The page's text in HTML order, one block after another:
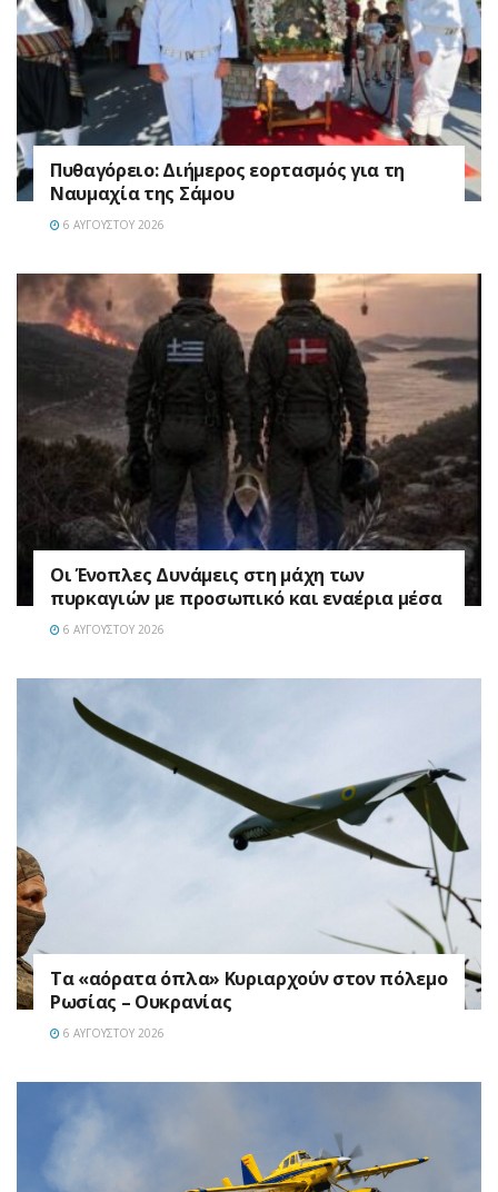
Πυθαγόρειο: Διήμερος εορτασμός για τη
Ναυμαχία της Σάμου
6 ΑΥΓΟΎΣΤΟΥ 2026
Οι Ένοπλες Δυνάμεις στη μάχη των
πυρκαγιών με προσωπικό και εναέρια μέσα
6 ΑΥΓΟΎΣΤΟΥ 2026
Τα «αόρατα όπλα» Κυριαρχούν στον πόλεμο
Ρωσίας – Ουκρανίας
6 ΑΥΓΟΎΣΤΟΥ 2026